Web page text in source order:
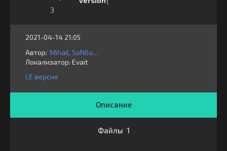
3
1
2021-04-14 21:05
Автор:
Mihail, SoN6of6TrediS
Локализатор: ⁣⁣⁣Evait
LE версия
Описание
Файлы 1